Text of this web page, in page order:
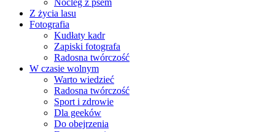
Nocleg z psem
Z życia lasu
Fotografia
Kudłaty kadr
Zapiski fotografa
Radosna twórczość
W czasie wolnym
Warto wiedzieć
Radosna twórczość
Sport i zdrowie
Dla geeków
Do obejrzenia